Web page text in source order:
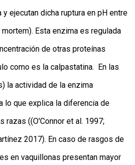
ejecutan dicha ruptura en pH entre
Esta enzima es regulada
de otras proteínas
como es la calpastatina. En las
la actividad de la enzima
lo que explica la diferencia de
razas ((O'Connor et al. 1997;
2017). En caso de rasgos de
en vaquillonas presentan mayor